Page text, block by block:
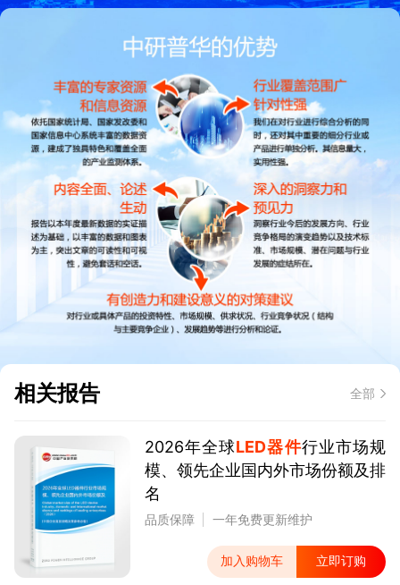
相关报告 全部
2026年全球LED器件行业市场规
模、领先企业国内外市场份额及排
名
品质保障 一年免费更新维护
加入购物车 立即订购